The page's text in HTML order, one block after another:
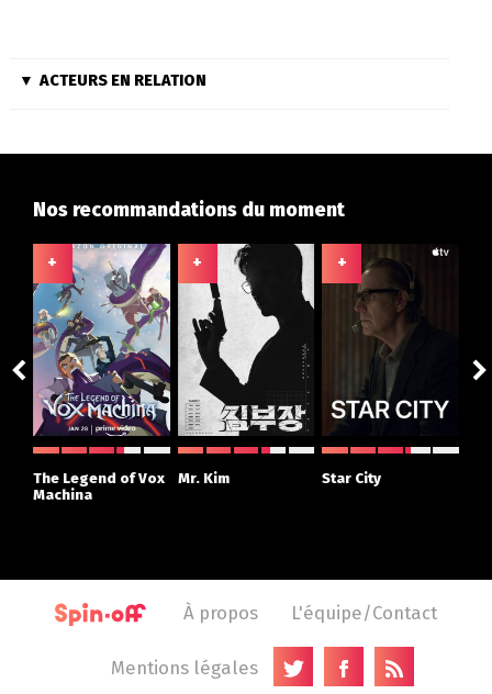
ACTEURS EN RELATION
Nos recommandations du moment
+
The Legend of Vox
Machina
+
Mr. Kim
+
Star City
À propos L'équipe/Contact
Mentions légales